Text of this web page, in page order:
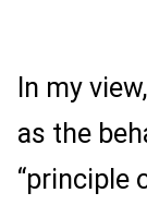
In my
as the
“principle